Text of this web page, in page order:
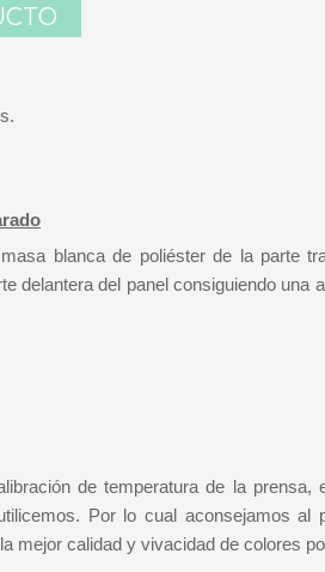
blanca de poliéster de la parte
delantera del panel consiguiendo una
de temperatura de la prensa,
Por lo cual aconsejamos al
mejor calidad y vivacidad de colores